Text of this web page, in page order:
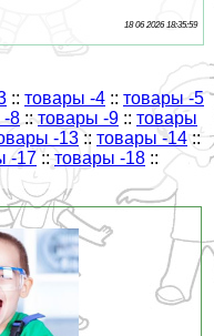
18 06 2026 18:35:59
:: товары -4 :: товары -5
-8 ::товары -9 :: товары
-13 :: товары -14 ::
-17 :: товары -18 ::